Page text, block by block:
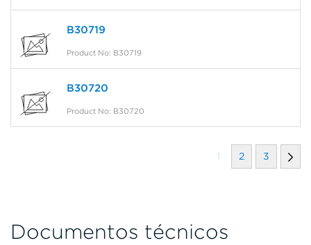
B30719
Product No: B30719
B30720
Product No: B30720
1 2 3
Documentos técnicos